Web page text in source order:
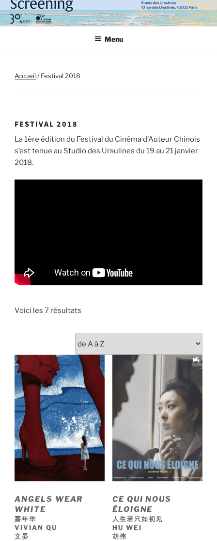
Aller
au
contenu
Menu
Accueil/ Festival 2018
FESTIVAL 2018
La 1ère édition du Festival du Cinéma d’Auteur Chinois
s’est tenue au Studio des Ursulines du 19 au 21 janvier
2018.
Voici les 7 résultats
ANGELS WEAR
WHITE
嘉年华
VIVIAN QU
文晏
CE QUI NOUS
ÉLOIGNE
人生若只如初见
HU WEI
胡伟